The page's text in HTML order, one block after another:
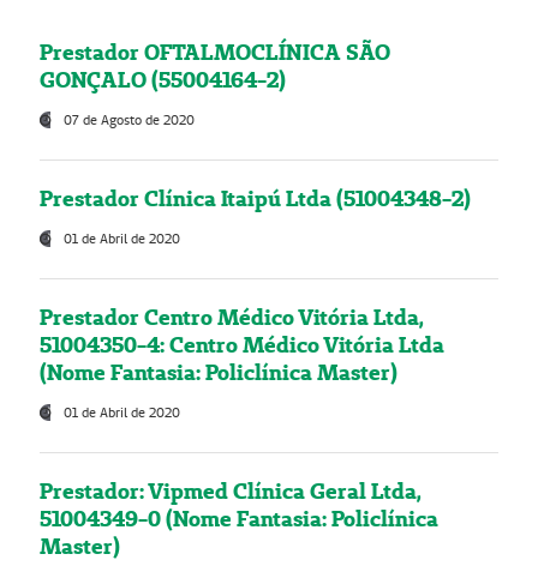
Prestador OFTALMOCLÍNICA SÃO
GONÇALO (55004164-2)
07 de Agosto de 2020
Prestador Clínica Itaipú Ltda (51004348-2)
01 de Abril de 2020
Prestador Centro Médico Vitória Ltda,
51004350-4: Centro Médico Vitória Ltda
(Nome Fantasia: Policlínica Master)
01 de Abril de 2020
Prestador: Vipmed Clínica Geral Ltda,
51004349-0 (Nome Fantasia: Policlínica
Master)